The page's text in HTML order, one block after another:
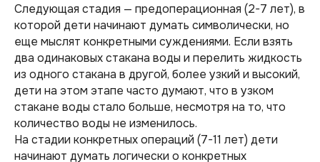
Следующая стадия — предоперационная (2-7 лет), в
которой дети начинают думать символически, но
еще мыслят конкретными суждениями. Если взять
два одинаковых стакана воды и перелить жидкость
из одного стакана в другой, более узкий и высокий,
дети на этом этапе часто думают, что в узком
стакане воды стало больше, несмотря на то, что
количество воды не изменилось.
На стадии конкретных операций (7-11 лет) дети
начинают думать логически о конкретных